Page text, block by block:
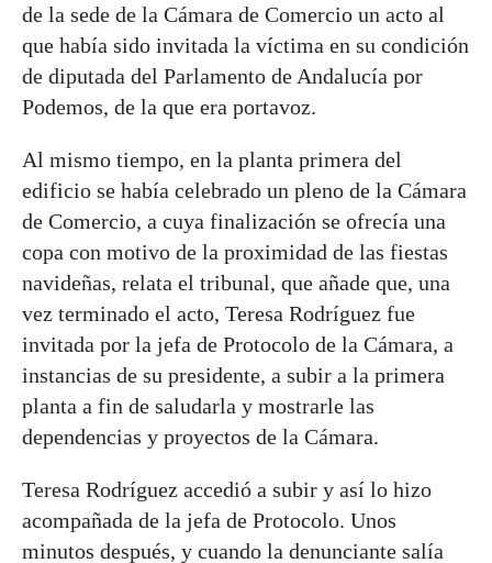
de la sede de la Cámara de Comercio un acto al
que había sido invitada la víctima en su condición
de diputada del Parlamento de Andalucía por
Podemos, de la que era portavoz.
Al mismo tiempo, en la planta primera del
edificio se había celebrado un pleno de la Cámara
de Comercio, a cuya finalización se ofrecía una
copa con motivo de la proximidad de las fiestas
navideñas, relata el tribunal, que añade que, una
vez terminado el acto, Teresa Rodríguez fue
invitada por la jefa de Protocolo de la Cámara, a
instancias de su presidente, a subir a la primera
planta a fin de saludarla y mostrarle las
dependencias y proyectos de la Cámara.
Teresa Rodríguez accedió a subir y así lo hizo
acompañada de la jefa de Protocolo. Unos
minutos después, y cuando la denunciante salía